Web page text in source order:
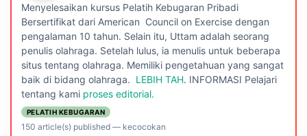
Menyelesaikan kursus Pelatih Kebugaran Pribadi
Bersertifikat dari American Council on Exercise dengan
pengalaman 10 tahun. Selain itu, Uttam adalah seorang
penulis olahraga. Setelah lulus, ia menulis untuk beberapa
situs tentang olahraga. Memiliki pengetahuan yang sangat
baik di bidang olahraga. LEBIH TAH. INFORMASI Pelajari
tentang kami proses editorial.
PELATIH KEBUGARAN
150 article(s) published— kecocokan